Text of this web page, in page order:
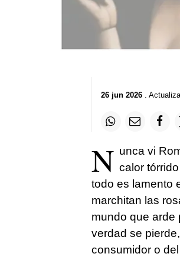
26 jun 2026.
N unca vi
calor
todo es lamento
marchitan las
mundo que arde
verdad se
consumidor o